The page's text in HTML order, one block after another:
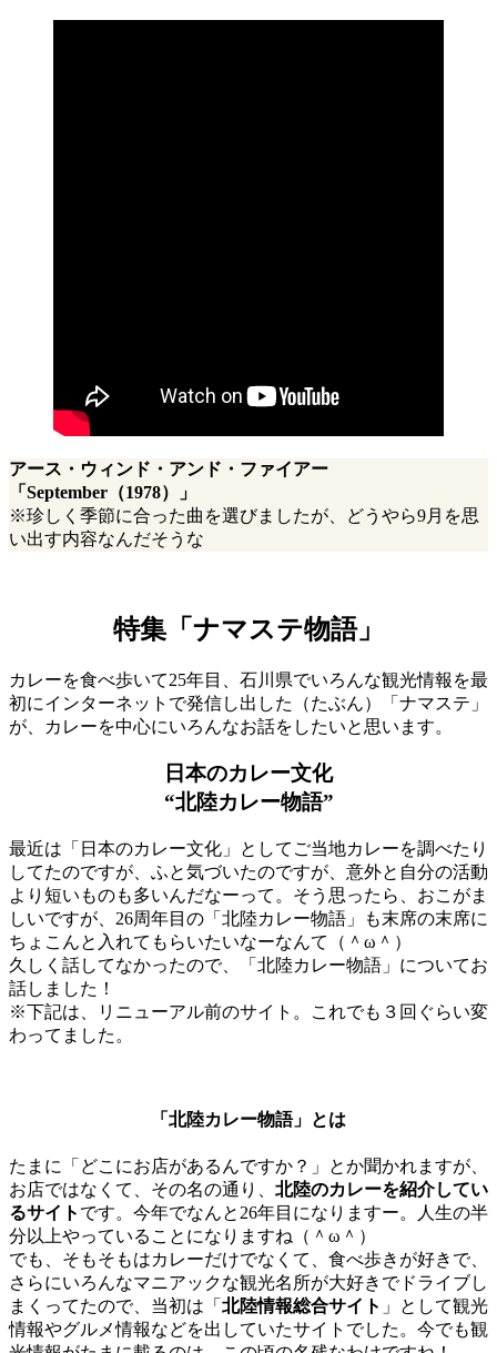
アース・ウィンド・アンド・ファイアー
「 September （1978）」
※珍しく季節に合った曲を選びましたが、どうやら9月を思
い出す内容なんだそうな
特集「ナマステ物語」
カレーを食べ歩いて25年目、石川県でいろんな観光情報を最
初にインターネットで発信し出した（たぶん）「ナマステ」
が、カレーを中心にいろんなお話をしたいと思います。
日本のカレー文化
“北陸カレー物語”
最近は「日本のカレー文化」としてご当地カレーを調べたり
してたのですが、ふと気づいたのですが、意外と自分の活動
より短いものも多いんだなーって。そう思ったら、おこがま
しいですが、26周年目の「北陸カレー物語」も末席の末席に
ちょこんと入れてもらいたいなーなんて（＾ω＾）
久しく話してなかったので、「北陸カレー物語」についてお
話しました！
※下記は、リニューアル前のサイト。これでも３回ぐらい変
わってました。
「北陸カレー物語」とは
たまに「どこにお店があるんですか？」とか聞かれますが、
お店ではなくて、その名の通り、 北陸のカレーを紹介してい
るサイト です。今年でなんと26年目になりますー。人生の半
分以上やっていることになりますね（＾ω＾）
でも、そもそもはカレーだけでなくて、食べ歩きが好きで、
さらにいろんなマニアックな観光名所が大好きでドライブし
まくってたので、当初は「 北陸情報総合サイト 」として観光
情報やグルメ情報などを出していたサイトでした。今でも観